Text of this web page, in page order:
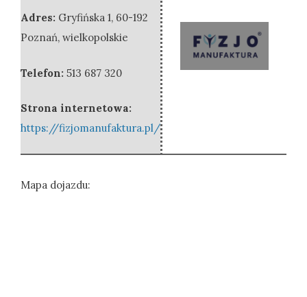
Adres: Gryfińska 1, 60-192
Poznań, wielkopolskie
Telefon: 513 687 320
Strona internetowa:
https://fizjomanufaktura.pl/
Mapa dojazdu: